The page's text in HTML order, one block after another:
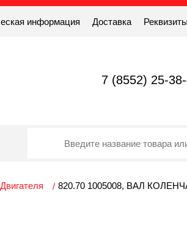
информация Доставка Реквизиты
7 (8552) 25-
820.70 1005008, ВАЛ